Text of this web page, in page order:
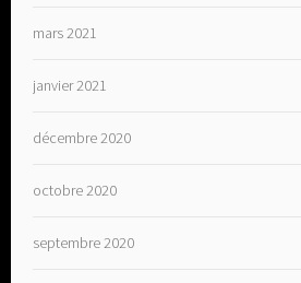
mars 2021
janvier 2021
décembre 2020
octobre 2020
septembre 2020